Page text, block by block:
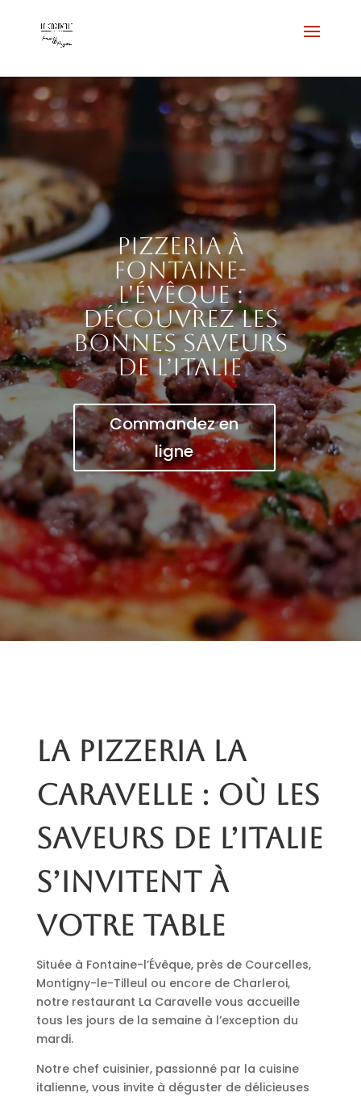
Pizzeria à
Fontaine-
l'Évêque :
découvrez les
bonnes saveurs
de l’Italie
Commandez en
ligne
La pizzeria La
Caravelle : où les
saveurs de l’Italie
s’invitent à
votre table
Située à Fontaine-l’Évêque, près de Courcelles,
Montigny-le-Tilleul ou encore de Charleroi,
notre restaurant La Caravelle vous accueille
tous les jours de la semaine à l’exception du
mardi.
Notre chef cuisinier, passionné par la cuisine
italienne, vous invite à déguster de délicieuses